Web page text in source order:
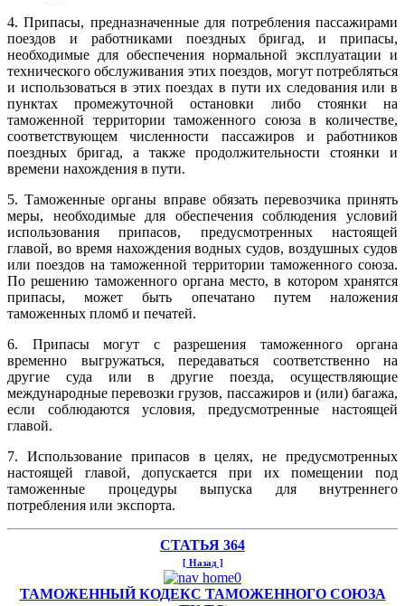
4. Припасы, предназначенные для потребления пассажирами
поездов и работниками поездных бригад, и припасы,
необходимые для обеспечения нормальной эксплуатации и
технического обслуживания этих поездов, могут потребляться
и использоваться в этих поездах в пути их следования или в
пунктах промежуточной остановки либо стоянки на
таможенной территории таможенного союза в количестве,
соответствующем численности пассажиров и работников
поездных бригад, а также продолжительности стоянки и
времени нахождения в пути.
5. Таможенные органы вправе обязать перевозчика принять
меры, необходимые для обеспечения соблюдения условий
использования припасов, предусмотренных настоящей
главой, во время нахождения водных судов, воздушных судов
или поездов на таможенной территории таможенного союза.
По решению таможенного органа место, в котором хранятся
припасы, может быть опечатано путем наложения
таможенных пломб и печатей.
6. Припасы могут с разрешения таможенного органа
временно выгружаться, передаваться соответственно на
другие суда или в другие поезда, осуществляющие
международные перевозки грузов, пассажиров и (или) багажа,
если соблюдаются условия, предусмотренные настоящей
главой.
7. Использование припасов в целях, не предусмотренных
настоящей главой, допускается при их помещении под
таможенные процедуры выпуска для внутреннего
потребления или экспорта.
СТАТЬЯ 364
[ Назад ]
ТАМОЖЕННЫЙ КОДЕКС ТАМОЖЕННОГО СОЮЗА